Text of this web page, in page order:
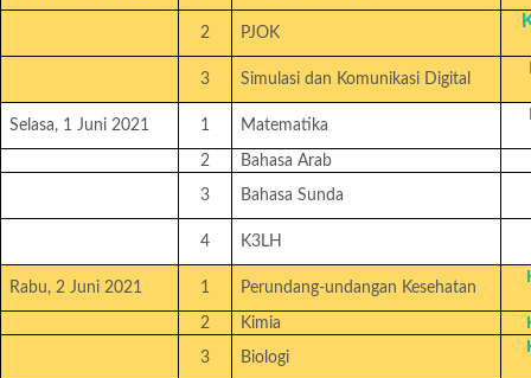
2 PJOK
3 Simulasi dan Komunikasi Digital
Selasa, 1 Juni 2021 1 Matematika
2 Bahasa Arab
3 Bahasa Sunda
4 K3LH
Rabu, 2 Juni 2021 1 Perundang-undangan Kesehatan
2 Kimia
3 Biologi